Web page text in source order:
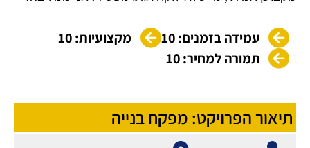
עמידה בזמנים: 10
מקצועיות: 10
תמורה למחיר: 10
תיאור הפרויקט: מפקח בנייה